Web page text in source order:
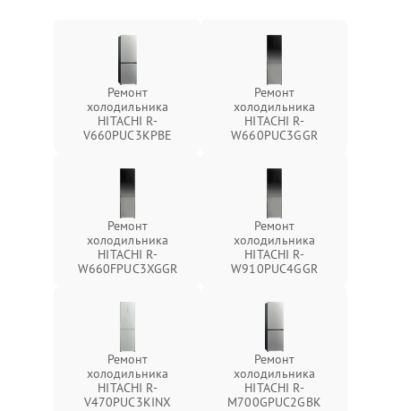
Ремонт
холодильника
HITACHI R-
V660PUC3KPBE
Ремонт
холодильника
HITACHI R-
W660PUC3GGR
Ремонт
холодильника
HITACHI R-
W660FPUC3XGGR
Ремонт
холодильника
HITACHI R-
W910PUC4GGR
Ремонт
холодильника
HITACHI R-
V470PUC3KINX
Ремонт
холодильника
HITACHI R-
M700GPUC2GBK